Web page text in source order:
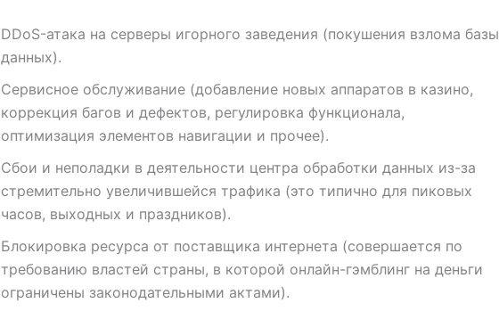
DDoS-атака на серверы игорного заведения (покушения взлома базы
данных).
Сервисное обслуживание (добавление новых аппаратов в казино,
коррекция багов и дефектов, регулировка функционала,
оптимизация элементов навигации и прочее).
Сбои и неполадки в деятельности центра обработки данных из-за
стремительно увеличившейся трафика (это типично для пиковых
часов, выходных и праздников).
Блокировка ресурса от поставщика интернета (совершается по
требованию властей страны, в которой онлайн-гэмблинг на деньги
ограничены законодательными актами).